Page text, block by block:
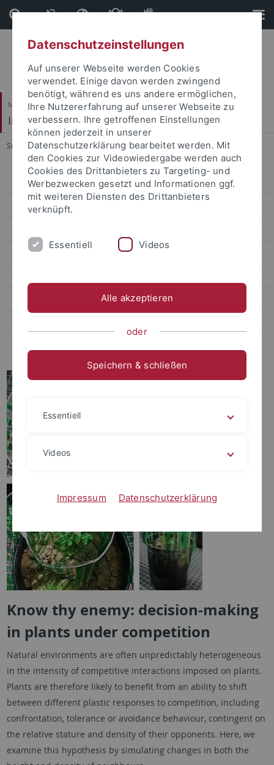
Direkt
zum
Inhalt
Direkt
zur
Fußleiste
Mathematisch-Naturwissenschaftliche Fakultät
Institut für Evolution und Ökologie
Sie sind hier: Startseite ... Forschung
MitarbeiterInnen
Forschung
Publikationen
Know thy enemy: decision-making
in plants under competition
Natural environments are often unpredictably heterogeneous
in the intensity of competitive interactions imposed on plants.
Plants are therefore likely to benefit from an ability to shift
between different plastic responses to competition, including
confrontation, tolerance or avoidance behaviour, contingent on
the relative stature and density of their opponents. Here, we
examine this hypothesis by simulating changes in both the
Datenschutzeinstellungen
Auf unserer Webseite werden Cookies
verwendet. Einige davon werden zwingend
benötigt, während es uns andere ermöglichen,
Ihre Nutzererfahrung auf unserer Webseite zu
verbessern. Ihre getroffenen Einstellungen
können jederzeit in unserer
Datenschutzerklärung bearbeitet werden. Mit
den Cookies zur Videowiedergabe werden auch
Cookies des Drittanbieters zu Targeting- und
Werbezwecken gesetzt und Informationen ggf.
mit weiteren Diensten des Drittanbieters
verknüpft.
Essentiell Videos
Alle akzeptieren
oder
Speichern & schließen
Essentiell
Videos
Impressum Datenschutzerklärung